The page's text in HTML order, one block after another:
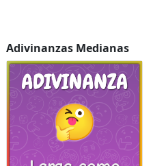
Adivinanzas Medianas